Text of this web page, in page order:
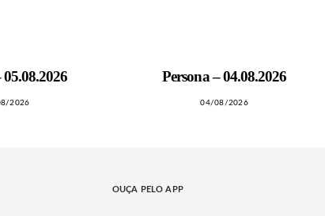
05.08.2026
2026
Persona – 04.08.2026
04/08/2026
OUÇA PELO APP